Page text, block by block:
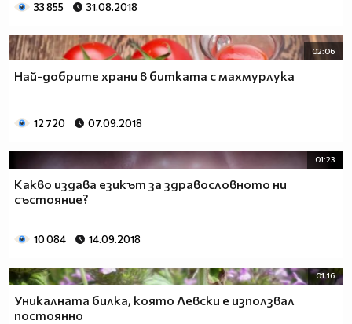
33 855 31.08.2018
02:06
Най-добрите храни в битката с махмурлука
12 720 07.09.2018
01:23
Какво издава езикът за здравословното ни
състояние?
10 084 14.09.2018
01:16
Уникалната билка, която Левски е използвал
постоянно